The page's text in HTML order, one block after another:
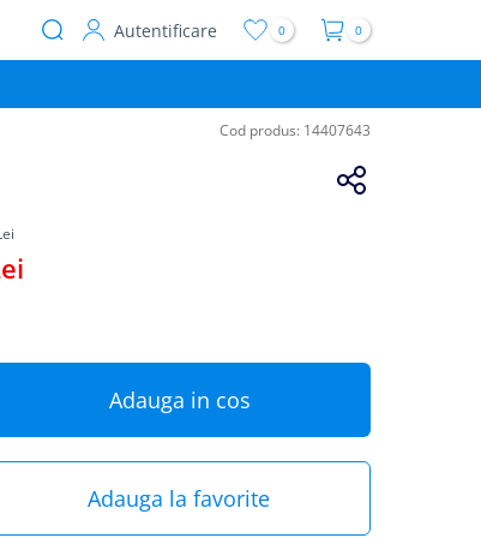
User
Autentificare 0 0
Cod produs: 14407643
Adauga in cos
Adauga la favorite